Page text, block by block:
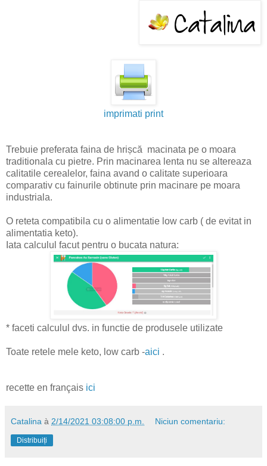
imprimati print
Trebuie preferata faina de hrișcă macinata pe o moara
traditionala cu pietre. Prin macinarea lenta nu se altereaza
calitatile cerealelor, faina avand o calitate superioara
comparativ cu fainurile obtinute prin macinare pe moara
industriala.
O reteta compatibila cu o alimentatie low carb ( de evitat in
alimentatia keto).
Iata calculul facut pentru o bucata natura:
* faceti calculul dvs. in functie de produsele utilizate
Toate retele mele keto, low carb -aici .
recette en français ici
Catalina à 2/14/2021 03:08:00 p.m. Niciun comentariu:
Distribuiți